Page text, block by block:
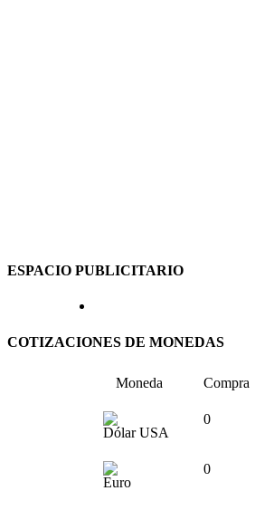
ESPACIO PUBLICITARIO
COTIZACIONES DE MONEDAS
Moneda Compra
Dólar USA
0
Euro
0